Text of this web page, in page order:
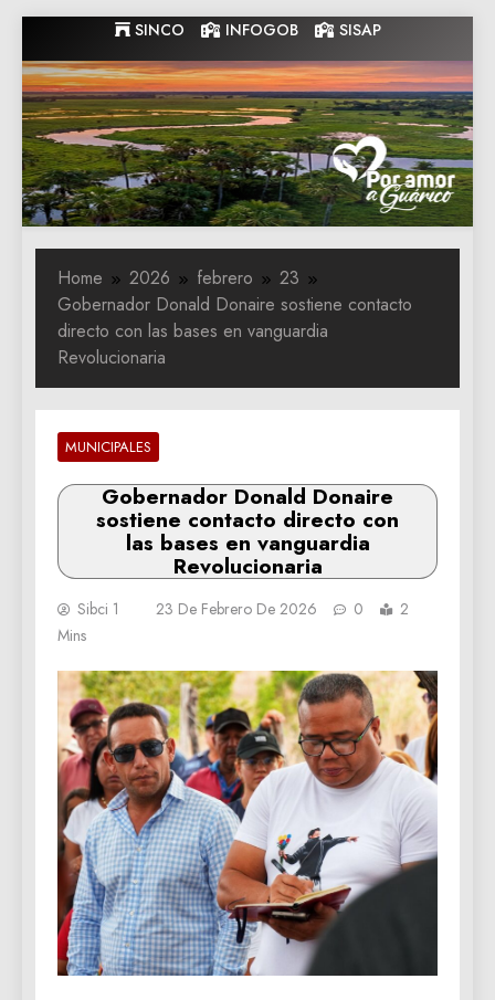
to
content
SINCO INFOGOB SISAP
Gobernacion
de Guarico
Gobernacion de Guarico
Home 2026 febrero
23
Gobernador Donald Donaire sostiene contacto
directo con las bases en vanguardia
Revolucionaria
MUNICIPALES
Gobernador Donald Donaire
sostiene contacto directo con
las bases en vanguardia
Revolucionaria
Sibci 1 23 De Febrero De 2026 0
2
Mins